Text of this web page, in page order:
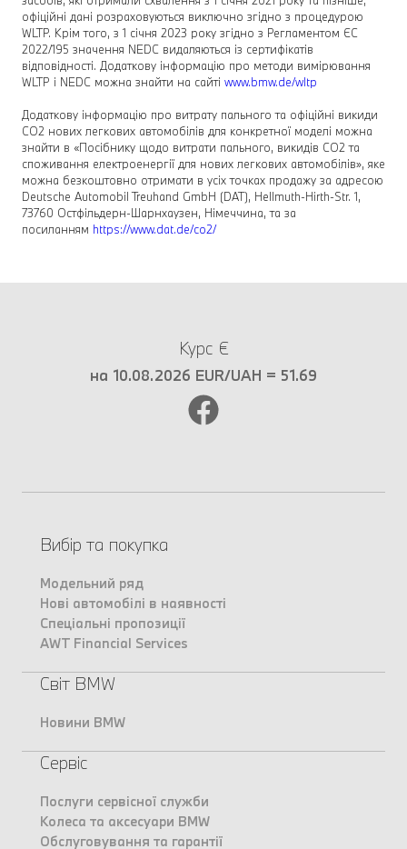
офіційні дані розраховуються виключно згідно з процедурою
WLTP. Крім того, з 1 січня 2023 року згідно з Регламентом ЄС
2022/195 значення NEDC видаляються із сертифікатів
відповідності. Додаткову інформацію про методи вимірювання
WLTP і NEDC можна знайти на сайті www.bmw.de/wltp
Додаткову інформацію про витрату пального та офіційні викиди
CO2 нових легкових автомобілів для конкретної моделі можна
знайти в «Посібнику щодо витрати пального, викидів CO2 та
споживання електроенергії для нових легкових автомобілів», яке
можна безкоштовно отримати в усіх точках продажу за адресою
Deutsche Automobil Treuhand GmbH (DAT), Hellmuth-Hirth-Str. 1,
73760 Остфільдерн-Шарнхаузен, Німеччина, та за
посиланням https://www.dat.de/co2/
Курс €
на 10.08.2026 EUR/UAH = 51.69
Вибір та покупка
Модельний ряд
Нові автомобілі в наявності
Спеціальні пропозиції
AWT Financial Services
Світ BMW
Новини BMW
Сервіс
Послуги сервісної служби
Колеса та аксесуари BMW
Обслуговування та гарантії